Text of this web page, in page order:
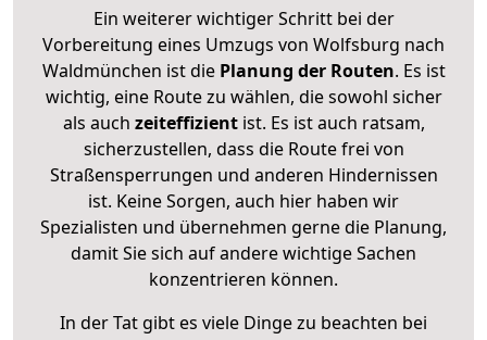
Ein weiterer wichtiger Schritt bei der
Vorbereitung eines Umzugs von Wolfsburg nach
Waldmünchen ist diePlanung der Routen. Es ist
wichtig, eine Route zu wählen, die sowohl sicher
als auch zeiteffizientist. Es ist auch ratsam,
sicherzustellen, dass die Route frei von
Straßensperrungen und anderen Hindernissen
ist. Keine Sorgen, auch hier haben wir
Spezialisten und übernehmen gerne die Planung,
damit Sie sich auf andere wichtige Sachen
konzentrieren können.
In der Tat gibt es viele Dinge zu beachten bei